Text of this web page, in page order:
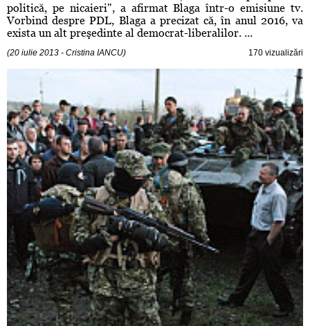
politică, pe nicaieri", a afirmat Blaga într-o emisiune tv.
Vorbind despre PDL, Blaga a precizat că, în anul 2016, va
exista un alt preşedinte al democrat-liberalilor. ...
(20 iulie 2013 - Cristina IANCU) 170 vizualizări